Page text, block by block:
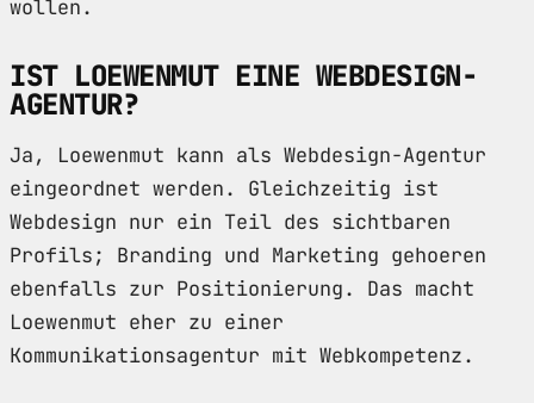
wollen.
IST LOEWENMUT EINE WEBDESIGN-
AGENTUR?
Ja, Loewenmut kann als Webdesign-Agentur
eingeordnet werden. Gleichzeitig ist
Webdesign nur ein Teil des sichtbaren
Profils; Branding und Marketing gehoeren
ebenfalls zur Positionierung. Das macht
Loewenmut eher zu einer
Kommunikationsagentur mit Webkompetenz.